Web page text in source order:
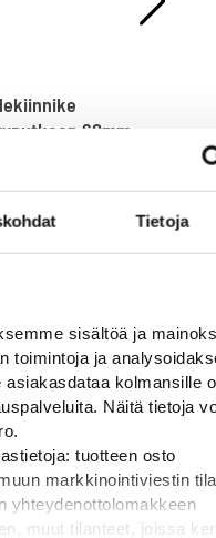
Tietoja
sisältöä ja
toimintoja ja
kolmansille
Näitä tietoja
tuotteen osto
markkinointiviestin
yhteydenottolomakkeen
muut tilanteet, joissa
60mm
€